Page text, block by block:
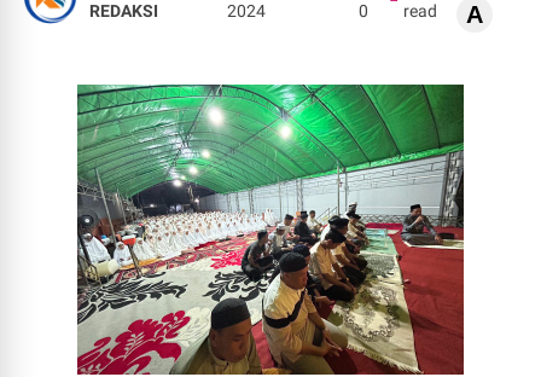
REDAKSI
2024
0
read
A